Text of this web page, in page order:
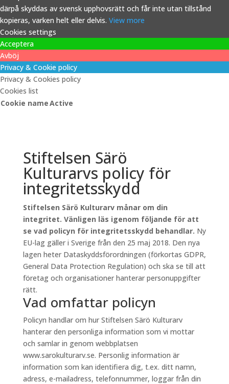
därpå skyddas av svensk upphovsrätt och får inte utan tillstånd
kopieras, varken helt eller delvis. View more
Cookies settings
Acceptera
Avböj
Privacy & Cookie policy
Privacy & Cookies policy
Cookies list
Cookie nameActive
Stiftelsen Särö
Kulturarvs policy för
integritetsskydd
Stiftelsen Särö Kulturarv månar om din
integritet. Vänligen läs igenom följande för att
se vad policyn för integritetsskydd behandlar. Ny
EU-lag gäller i Sverige från den 25 maj 2018. Den nya
lagen heter Dataskyddsförordningen (förkortas GDPR,
General Data Protection Regulation) och ska se till att
företag och organisationer hanterar personuppgifter
rätt.
Vad omfattar policyn
Policyn handlar om hur Stiftelsen Särö Kulturarv
hanterar den personliga information som vi mottar
och samlar in genom webbplatsen
www.sarokulturarv.se. Personlig information är
information som kan identifiera dig, t.ex. ditt namn,
adress, e-mailadress, telefonnummer, loggar från din